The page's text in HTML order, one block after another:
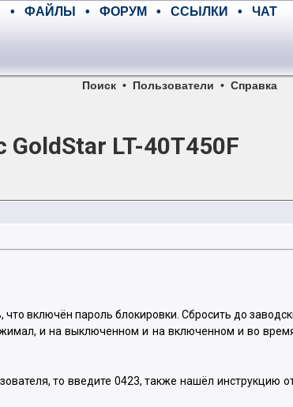
• ФАЙЛЫ • ФОРУМ • ССЫЛКИ • ЧАТ
Поиск • Пользователи • Справка
LT-40T450F
включён пароль блокировки. Сбросить до
и на выключенном и на включенном и во
то введите 0423, также нашёл инструкцию